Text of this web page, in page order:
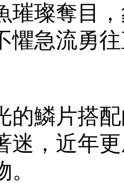
璀璨奪目
懼急流勇
的鱗片搭
迷，近年